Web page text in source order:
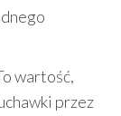
wartość,
przez